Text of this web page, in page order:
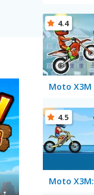
4.4
4.5